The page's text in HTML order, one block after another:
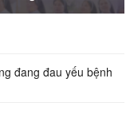
đang đau yếu bệnh